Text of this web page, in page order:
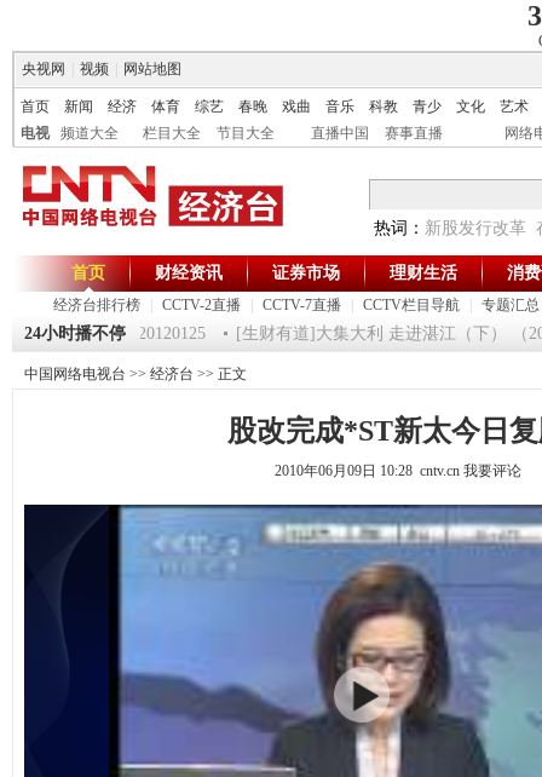
央视网
视频 网站地图
首页 新闻 经济 体育 综艺 春晚 戏曲 音乐 科教 青少 文化
艺术
电视
频道大全 栏目大全 节目大全 直播中国 赛事直播 网络
热词： 新股发行改革
首页
经济台排行榜 CCTV-2直播 CCTV-7直播 CCTV栏目导航 专题汇总
财经资讯 证券市场 理财生活 消
24小时播不停
《第一时间》 20120125 [生财有道]大集大利 走进湛江（下） （
中国网络电视台 >> 经济台 >> 正文
股改完成*ST新太今日
2010年06月09日 10:28 cntv.cn 我要评论